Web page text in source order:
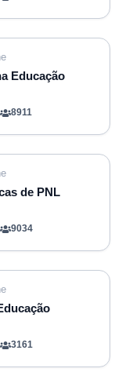
Educação
8911
de PNL
9034
3161